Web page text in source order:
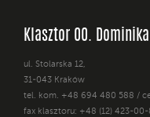
Klasztor OO.
ul. Stolarska 12,
31-043 Kraków
tel. kom. +48 694 480 588 /
fax klasztoru: +48 (12) 423-00-